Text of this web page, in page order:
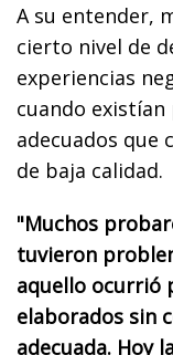
A su entender,
cierto nivel de
experiencias
cuando
adecuados que
de baja calidad.
"Muchos
tuvieron
aquello ocurrió
elaborados sin
adecuada. Hoy